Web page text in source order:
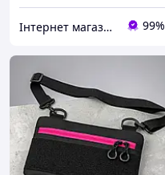
Інтернет магазин одягу та взуття " Rare " 99%